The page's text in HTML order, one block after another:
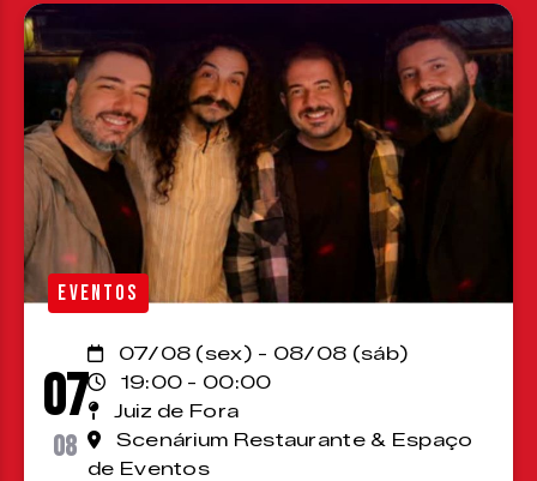
EVENTOS
07
08
07/08 (sex) - 08/08 (sáb)
19:00 - 00:00
Juiz de Fora
Scenárium Restaurante & Espaço
de Eventos